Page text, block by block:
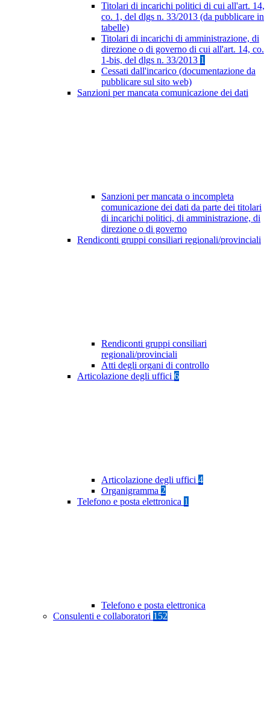
Titolari di incarichi politici di cui all'art. 14,
co. 1, del dlgs n. 33/2013 (da pubblicare in
tabelle)
Titolari di incarichi di amministrazione, di
direzione o di governo di cui all'art. 14, co.
1-bis, del dlgs n. 33/2013 1
Cessati dall'incarico (documentazione da
pubblicare sul sito web)
Sanzioni per mancata comunicazione dei dati
Sanzioni per mancata o incompleta
comunicazione dei dati da parte dei titolari
di incarichi politici, di amministrazione, di
direzione o di governo
Rendiconti gruppi consiliari regionali/provinciali
Rendiconti gruppi consiliari
regionali/provinciali
Atti degli organi di controllo
Articolazione degli uffici 6
Articolazione degli uffici 4
Organigramma 2
Telefono e posta elettronica 1
Telefono e posta elettronica
Consulenti e collaboratori 152